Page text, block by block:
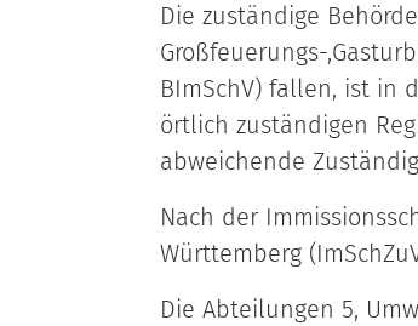
Die zuständige
Großfeuerungs-
BImSchV) fallen, ist in
örtlich zuständigen
abweichende
Nach der
Württemberg
Die Abteilungen 5,